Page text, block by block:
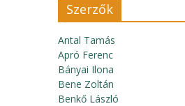
Szerzők
Antal Tamás
Apró Ferenc
Bányai Ilona
Bene Zoltán
Benkő László